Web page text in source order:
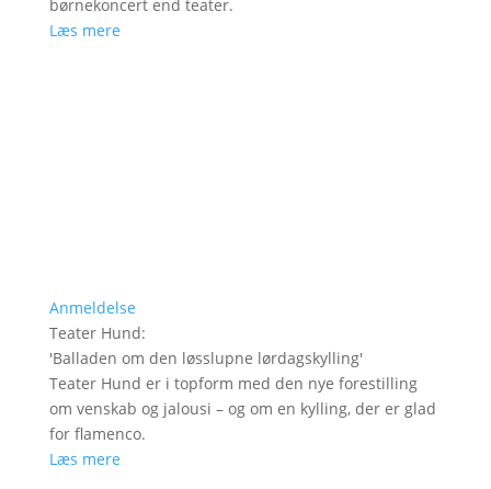
børnekoncert end teater.
Læs mere
Anmeldelse
Teater Hund:
'Balladen om den løsslupne lørdagskylling'
Teater Hund er i topform med den nye forestilling
om venskab og jalousi – og om en kylling, der er glad
for flamenco.
Læs mere